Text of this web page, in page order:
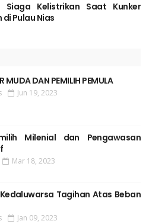
Siaga Kelistrikan Saat Kunker
Pulau Nias
MUDA DAN PEMILIH PEMULA
Jun 19, 2023
Milenial dan Pengawasan
Mar 18, 2023
Tagihan Atas Beban
Jan 09, 2023